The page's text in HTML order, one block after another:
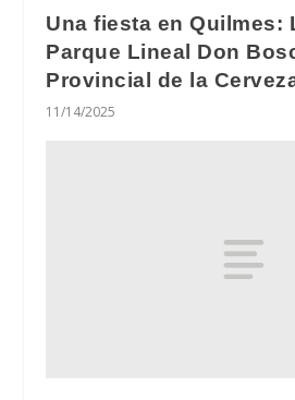
Una fiesta en Quilmes:
Parque Lineal Don
Provincial de la
11/14/2025